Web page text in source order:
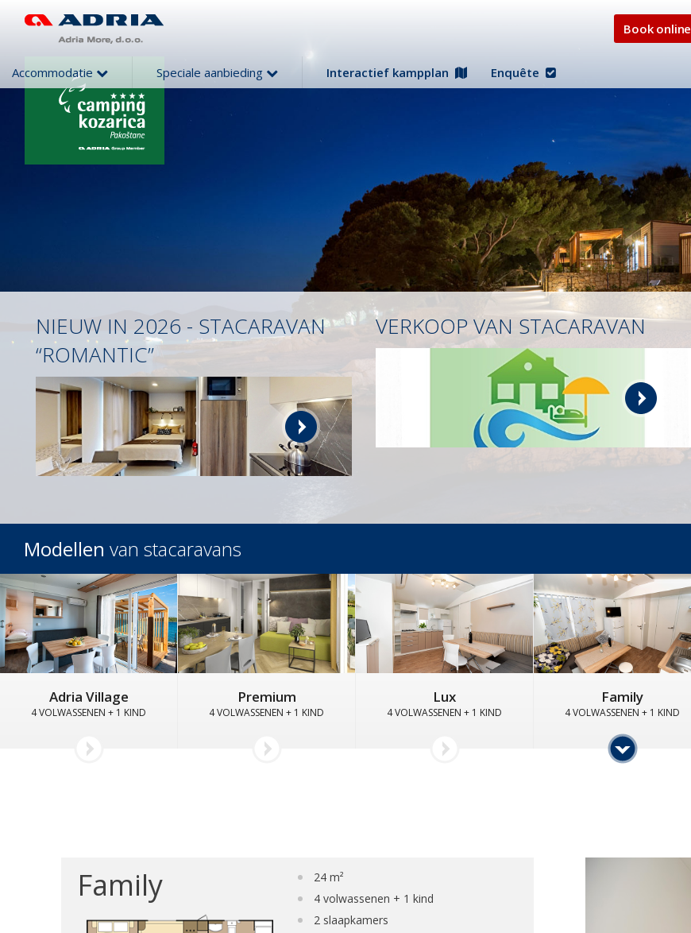
Book online
Accommodatie Speciale aanbieding Interactief kampplan Enquête
NIEUW IN 2026 - STACARAVAN
“ROMANTIC”
VERKOOP VAN STACARAVAN
Modellen van stacaravans
Adria Village
4 VOLWASSENEN + 1 KIND
Premium
4 VOLWASSENEN + 1 KIND
Lux
4 VOLWASSENEN + 1 KIND
Family
4 VOLWASSENEN + 1 KIND
Family
24 m²
4 volwassenen + 1 kind
2 slaapkamers